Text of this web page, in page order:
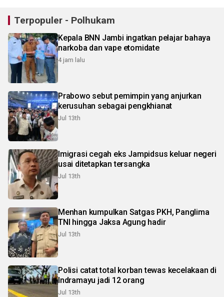
Terpopuler - Polhukam
Kepala BNN Jambi ingatkan pelajar bahaya
narkoba dan vape etomidate
4 jam lalu
Prabowo sebut pemimpin yang anjurkan
kerusuhan sebagai pengkhianat
Jul 13th
Imigrasi cegah eks Jampidsus keluar negeri
usai ditetapkan tersangka
Jul 13th
Menhan kumpulkan Satgas PKH, Panglima
TNI hingga Jaksa Agung hadir
Jul 13th
Polisi catat total korban tewas kecelakaan di
Indramayu jadi 12 orang
Jul 13th